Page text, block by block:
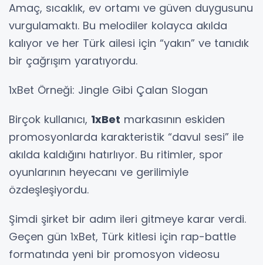
Amaç, sıcaklık, ev ortamı ve güven duygusunu
vurgulamaktı. Bu melodiler kolayca akılda
kalıyor ve her Türk ailesi için “yakın” ve tanıdık
bir çağrışım yaratıyordu.
1xBet Örneği: Jingle Gibi Çalan Slogan
Birçok kullanıcı, 1xBet markasının eskiden
promosyonlarda karakteristik “davul sesi” ile
akılda kaldığını hatırlıyor. Bu ritimler, spor
oyunlarının heyecanı ve gerilimiyle
özdeşleşiyordu.
Şimdi şirket bir adım ileri gitmeye karar verdi.
Geçen gün 1xBet, Türk kitlesi için rap-battle
formatında yeni bir promosyon videosu